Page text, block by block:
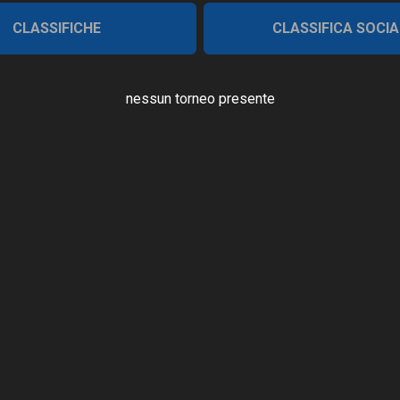
CLASSIFICHE CLASSIFICA
nessun torneo presente